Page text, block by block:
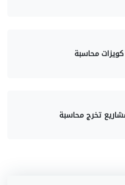
كويزات محاسبة
تخرج محاسبة